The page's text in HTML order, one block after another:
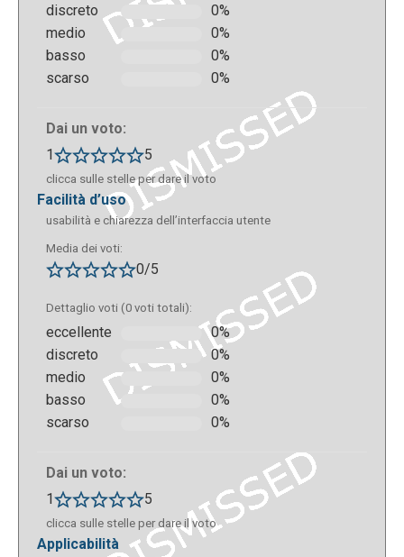
discreto
0%
medio
0%
basso
0%
scarso
0%
Dai un voto:
1
5
clicca sulle stelle per dare il voto
facilità d’uso
usabilità e chiarezza dell’interfaccia utente
Media dei voti:
0/5
Dettaglio voti (0 voti totali):
eccellente
0%
discreto
0%
medio
0%
basso
0%
scarso
0%
Dai un voto:
1
5
clicca sulle stelle per dare il voto
applicabilità